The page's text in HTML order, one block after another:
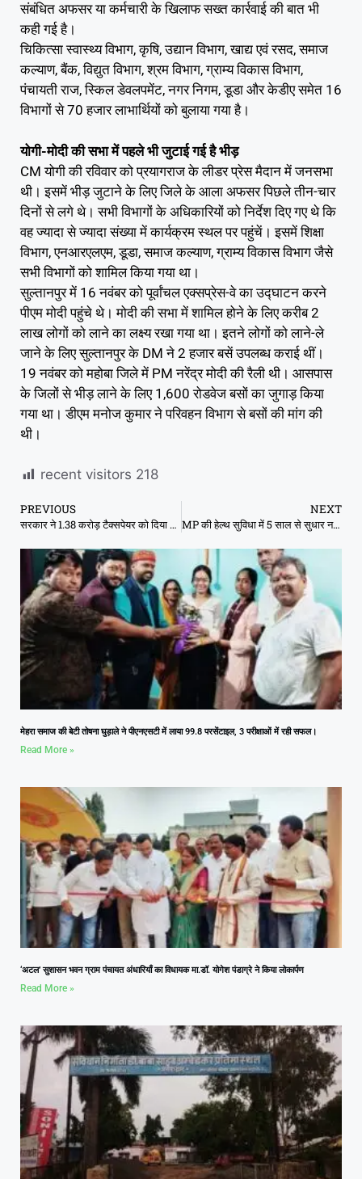
संबंधित अफसर या कर्मचारी के खिलाफ सख्त कार्रवाई की बात भी
कही गई है।
चिकित्सा स्वास्थ्य विभाग, कृषि, उद्यान विभाग, खाद्य एवं रसद, समाज
कल्याण, बैंक, विद्युत विभाग, श्रम विभाग, ग्राम्य विकास विभाग,
पंचायती राज, स्किल डेवलपमेंट, नगर निगम, डूडा और केडीए समेत 16
विभागों से 70 हजार लाभार्थियों को बुलाया गया है।
योगी-मोदी की सभा में पहले भी जुटाई गई है भीड़
CM योगी की रविवार को प्रयागराज के लीडर प्रेस मैदान में जनसभा
थी। इसमें भीड़ जुटाने के लिए जिले के आला अफसर पिछले तीन-चार
दिनों से लगे थे। सभी विभागों के अधिकारियों को निर्देश दिए गए थे कि
वह ज्यादा से ज्यादा संख्या में कार्यक्रम स्थल पर पहुंचें। इसमें शिक्षा
विभाग, एनआरएलएम, डूडा, समाज कल्याण, ग्राम्य विकास विभाग जैसे
सभी विभागों को शामिल किया गया था।
सुल्तानपुर में 16 नवंबर को पूर्वांचल एक्सप्रेस-वे का उद्घाटन करने
पीएम मोदी पहुंचे थे। मोदी की सभा में शामिल होने के लिए करीब 2
लाख लोगों को लाने का लक्ष्य रखा गया था। इतने लोगों को लाने-ले
जाने के लिए सुल्तानपुर के DM ने 2 हजार बसें उपलब्ध कराई थीं।
19 नवंबर को महोबा जिले में PM नरेंद्र मोदी की रैली थी। आसपास
के जिलों से भीड़ लाने के लिए 1,600 रोडवेज बसों का जुगाड़ किया
गया था। डीएम मनोज कुमार ने परिवहन विभाग से बसों की मांग की
थी।
recent visitors 218
PREVIOUS
सरकार ने 1.38 करोड़ टैक्सपेयर को दिया 1.44 करोड़ का ITR रिफंड, कैसे चेक करें
NEXT
MP की हेल्थ सुविधा में 5 साल से सुधार नहीं:19 बड़े राज्यों में नीचे से तीसरे स्थान पर
मेहरा समाज की बेटी तोषना घुड़ाले ने पीएनएसटी में लाया 99.8 परसेंटाइल, 3 परीक्षाओं में रही सफल।
Read More »
‘अटल’ सुशासन भवन ग्राम पंचायत अंधारियाँ का विधायक मा.डॉ. योगेश पंडाग्रे ने किया लोकार्पण
Read More »